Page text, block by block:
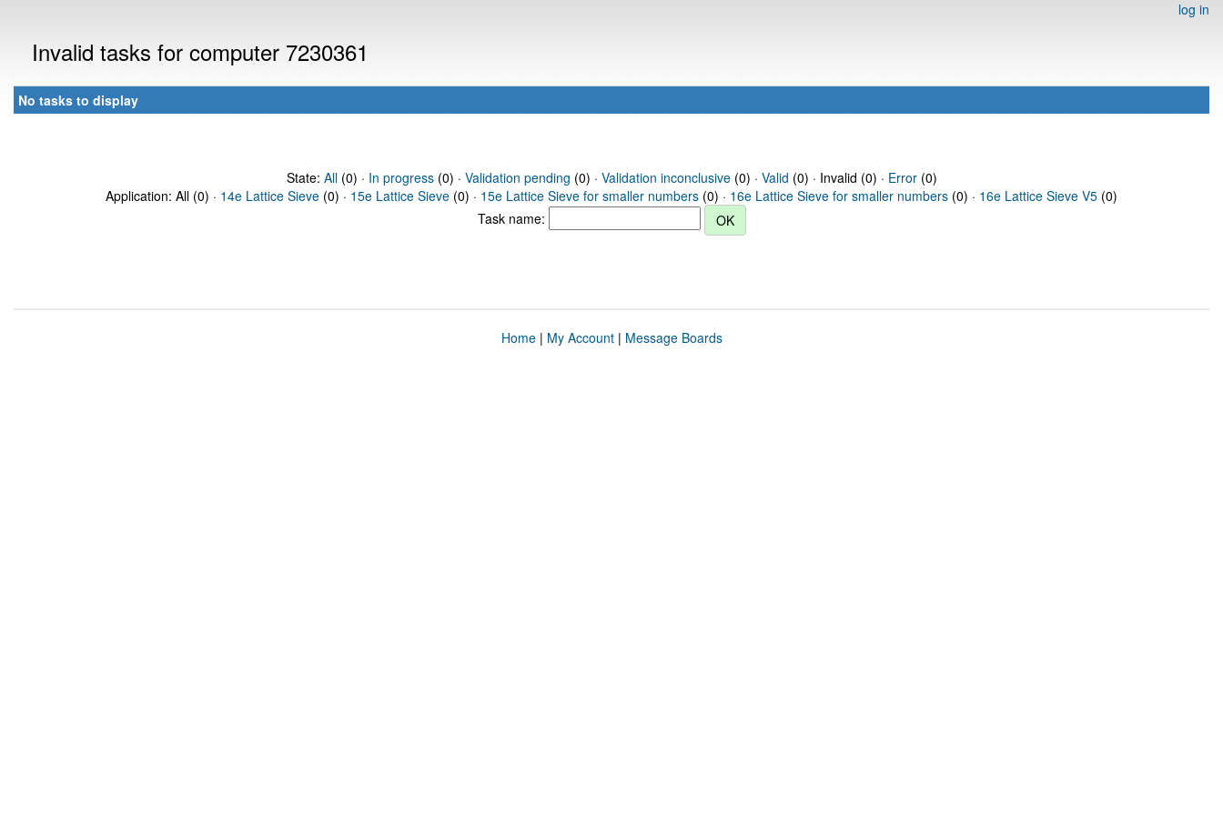
log in
Invalid tasks for computer 7230361
No tasks to display
State: All(0) · In progress(0) · Validation pending (0) · Validation inconclusive(0) · Valid (0) · Invalid (0) · Error(0)
Application: All (0) · 14e Lattice Sieve (0) · 15e Lattice Sieve (0) · 15e Lattice Sieve for smaller numbers (0) · 16e Lattice Sieve for smaller numbers (0) · 16e Lattice Sieve V5 (0)
Task name:
Home| My Account| Message Boards